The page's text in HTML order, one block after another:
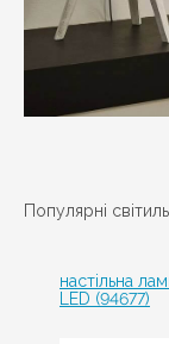
Популярні
настільна
LED (94677)